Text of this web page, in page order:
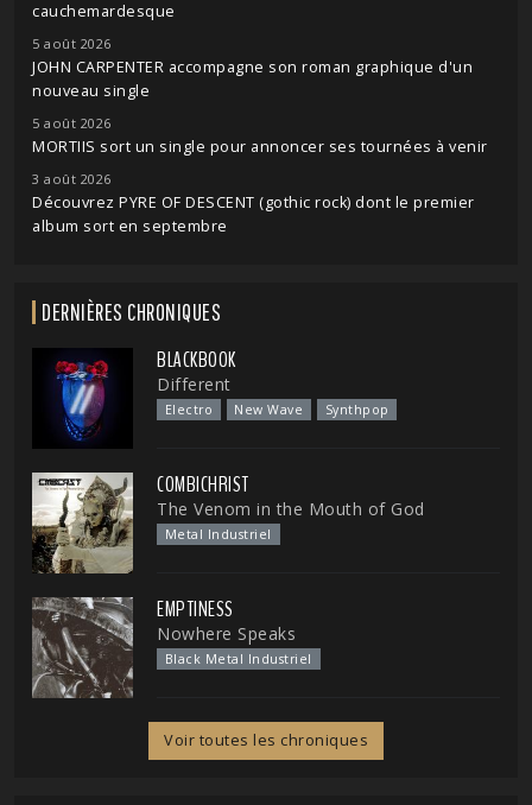
cauchemardesque
5 août 2026
JOHN CARPENTER accompagne son roman graphique d'un
nouveau single
5 août 2026
MORTIIS sort un single pour annoncer ses tournées à venir
3 août 2026
Découvrez PYRE OF DESCENT (gothic rock) dont le premier
album sort en septembre
DERNIÈRES CHRONIQUES
BLACKBOOK
Different
Electro New Wave Synthpop
COMBICHRIST
The Venom in the Mouth of God
Metal Industriel
EMPTINESS
Nowhere Speaks
Black Metal Industriel
Voir toutes les chroniques